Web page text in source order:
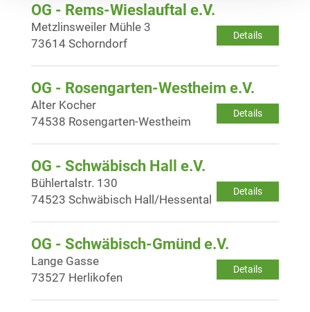
OG - Rems-Wieslauftal e.V.
Details
Metzlinsweiler Mühle 3
73614 Schorndorf
OG - Rosengarten-Westheim e.V.
Details
Alter Kocher
74538 Rosengarten-Westheim
OG - Schwäbisch Hall e.V.
Details
Bühlertalstr. 130
74523 Schwäbisch Hall/Hessental
OG - Schwäbisch-Gmünd e.V.
Details
Lange Gasse
73527 Herlikofen